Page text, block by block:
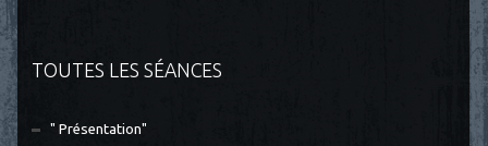
TOUTES LES SÉANCES
" Présentation"